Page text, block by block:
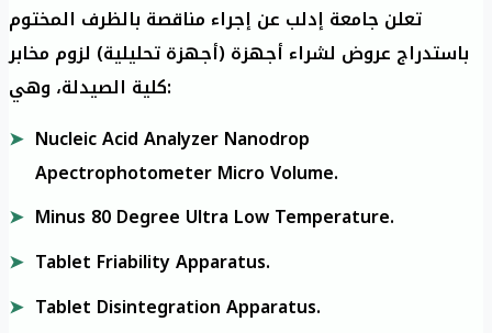
تعلن جامعة إدلب عن إجراء مناقصة بالظرف المختوم
باستدراج عروض لشراء أجهزة (أجهزة تحليلية) لزوم مخابر
كلية الصيدلة، وهي:
Nucleic Acid Analyzer Nanodrop
Apectrophotometer Micro Volume.
Minus 80 Degree Ultra Low Temperature.
Tablet Friability Apparatus.
Tablet Disintegration Apparatus.